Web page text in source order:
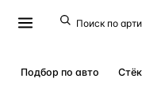
Подбор по авто